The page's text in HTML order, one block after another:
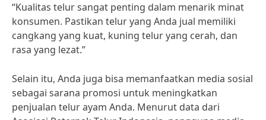
“Kualitas telur sangat penting dalam menarik minat
konsumen. Pastikan telur yang Anda jual memiliki
cangkang yang kuat, kuning telur yang cerah, dan
rasa yang lezat.”
Selain itu, Anda juga bisa memanfaatkan media sosial
sebagai sarana promosi untuk meningkatkan
penjualan telur ayam Anda. Menurut data dari